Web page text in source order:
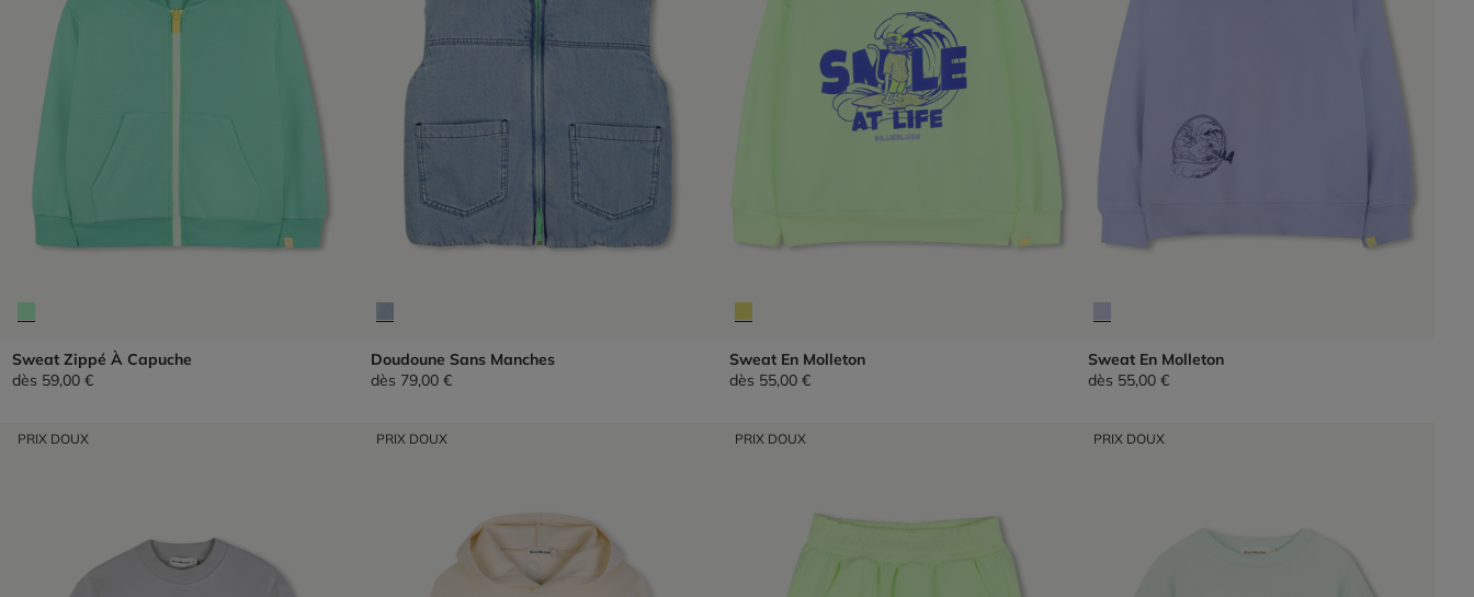
Sweat Zippé À Capuche
dès 59,00 €
Doudoune Sans Manches
dès 79,00 €
Sweat En Molleton
dès 55,00 €
Sweat En Molleton
dès 55,00 €
PRIX DOUX PRIX DOUX PRIX DOUX PRIX DOUX